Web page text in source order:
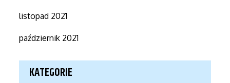
listopad 2021
październik 2021
KATEGORIE